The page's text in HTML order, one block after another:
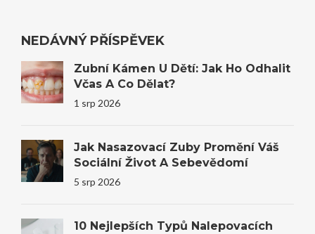
NEDÁVNÝ PŘÍSPĚVEK
Zubní Kámen U Dětí: Jak Ho Odhalit
Včas A Co Dělat?
1 srp 2026
Jak Nasazovací Zuby Promění Váš
Sociální Život A Sebevědomí
5 srp 2026
10 Nejlepších Typů Nalepovacích